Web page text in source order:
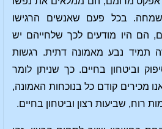
בכל פעם שאנשים הרגישו
הם היו מודעים לכך שלחייהם יש
תמיד נבע מאמונה דתית. רגשות
וביטחון בחיים. כך שניתן לומר
מכירים קודם כל בנוכחות האמונה,
רוח, שביעות רצון וביטחון בחיים.